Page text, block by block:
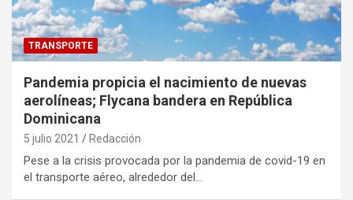
TRANSPORTE
Pandemia propicia el nacimiento de nuevas
aerolíneas; Flycana bandera en República
Dominicana
5 julio 2021 Redacción
Pese a la crisis provocada por la pandemia de covid-19 en
el transporte aéreo, alrededor del…